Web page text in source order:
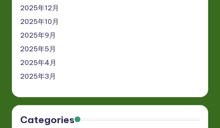
2025年12月
2025年10月
2025年9月
2025年5月
2025年4月
2025年3月
Categories